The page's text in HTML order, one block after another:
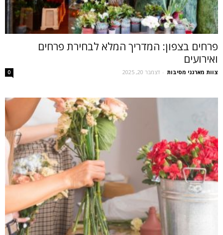
פרחים בצפון: המדריך המלא לבחירת פרחים
ואירועים
צוות מארגני מסיבות - דצמבר 20, 2025 0